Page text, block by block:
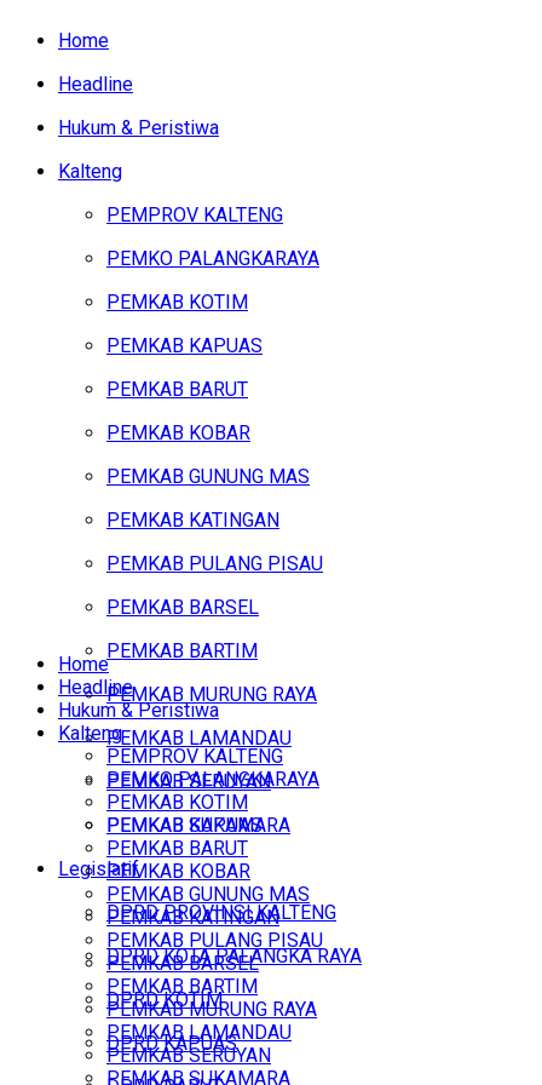
Home
Headline
Hukum & Peristiwa
Kalteng
PEMPROV KALTENG
PEMKO PALANGKARAYA
PEMKAB KOTIM
PEMKAB KAPUAS
PEMKAB BARUT
PEMKAB KOBAR
PEMKAB GUNUNG MAS
PEMKAB KATINGAN
PEMKAB PULANG PISAU
PEMKAB BARSEL
PEMKAB BARTIM
PEMKAB MURUNG RAYA
PEMKAB LAMANDAU
PEMKAB SERUYAN
PEMKAB SUKAMARA
Legislatif
DPRD PROVINSI KALTENG
DPRD KOTA PALANGKA RAYA
DPRD KOTIM
DPRD KAPUAS
Home
Headline
Hukum & Peristiwa
Kalteng
PEMPROV KALTENG
PEMKO PALANGKARAYA
PEMKAB KOTIM
PEMKAB KAPUAS
PEMKAB BARUT
PEMKAB KOBAR
PEMKAB GUNUNG MAS
PEMKAB KATINGAN
PEMKAB PULANG PISAU
PEMKAB BARSEL
PEMKAB BARTIM
PEMKAB MURUNG RAYA
PEMKAB LAMANDAU
PEMKAB SERUYAN
PEMKAB SUKAMARA